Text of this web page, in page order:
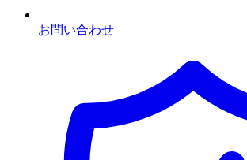
お問い合わせ